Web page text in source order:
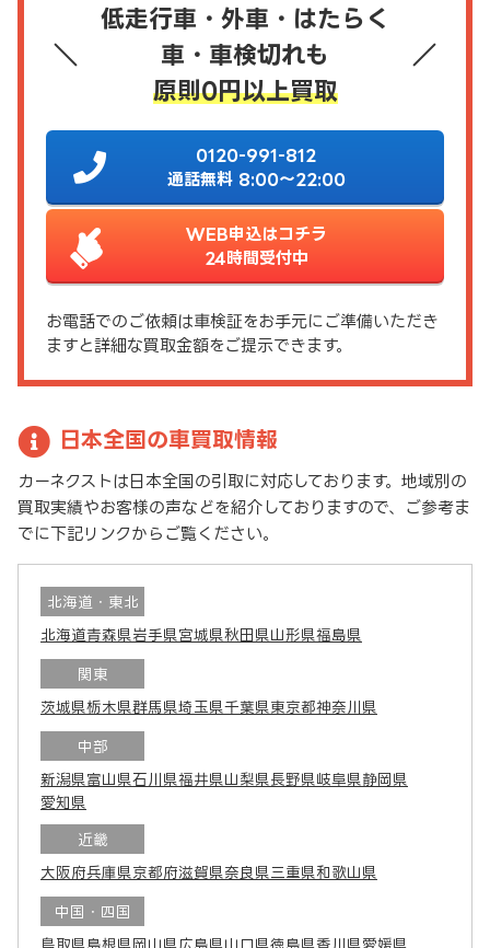
低走行車・外車・はたらく
車・車検切れも
原則0円以上買取
0120-991-812
通話無料 8:00～22:00
WEB申込はコチラ
24時間受付中
お電話でのご依頼は車検証をお手元にご準備いただき
ますと詳細な買取金額をご提示できます。
日本全国の車買取情報
カーネクストは日本全国の引取に対応しております。地域別の
買取実績やお客様の声などを紹介しておりますので、ご参考ま
でに下記リンクからご覧ください。
北海道・東北
北海道青森県岩手県宮城県秋田県山形県福島県
関東
茨城県栃木県群馬県埼玉県千葉県東京都神奈川県
中部
新潟県富山県石川県福井県山梨県長野県岐阜県静岡県
愛知県
近畿
大阪府兵庫県京都府滋賀県奈良県 三重県和歌山県
中国・四国
鳥取県島根県 岡山県広島県山口県徳島県香川県愛媛県